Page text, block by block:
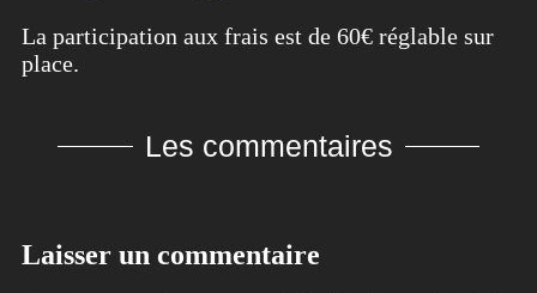
La participation aux frais est de 60€ réglable sur
place.
Les commentaires
Laisser un commentaire